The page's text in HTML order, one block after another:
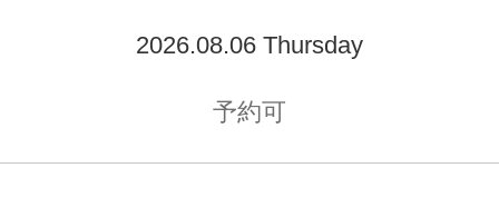
2026.08.06 Thursday
予約可